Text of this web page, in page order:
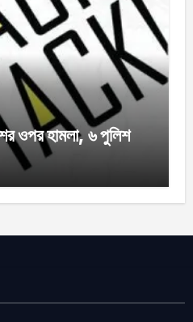
ওপর হামলা, ৬ পুলিশ